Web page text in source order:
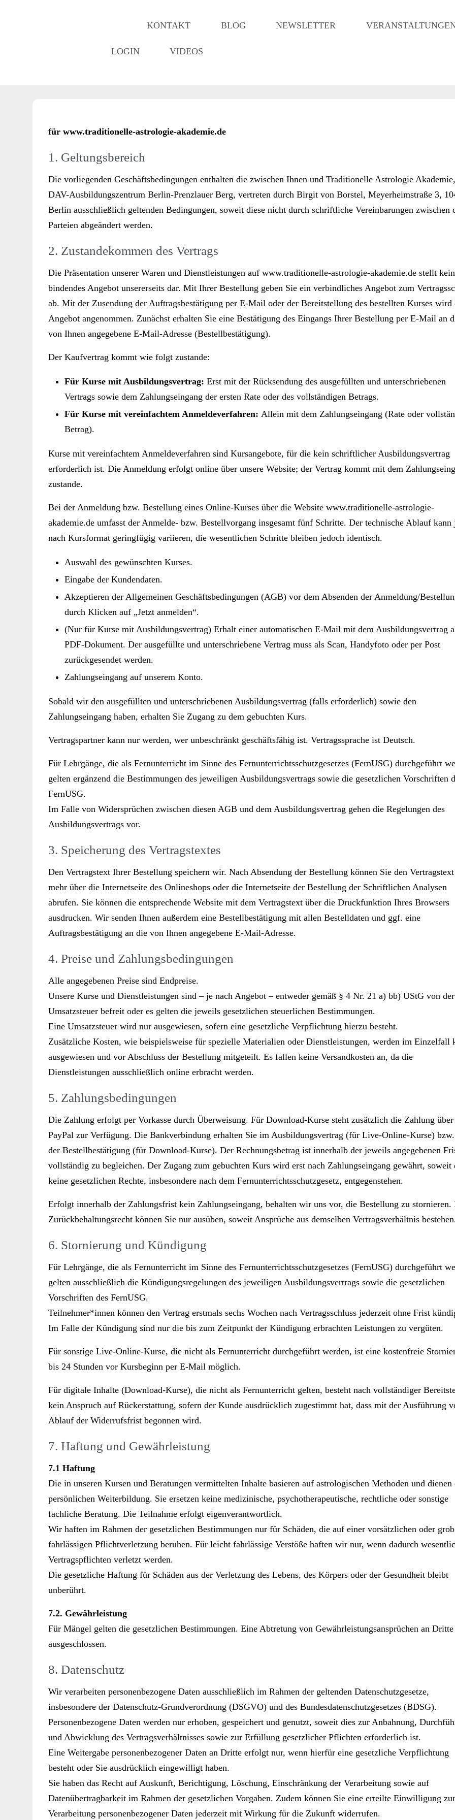
KONTAKT BLOG NEWSLETTER
LOGIN VIDEOS
für www.traditionelle-astrologie-akademie.de
1. Geltungsbereich
Die vorliegenden Geschäftsbedingungen enthalten die zwischen Ihnen und Traditionelle Astrologie Akademie,
DAV-Ausbildungszentrum Berlin-Prenzlauer Berg, vertreten durch Birgit von Borstel, Meyerheimstraße 3,
Berlin ausschließlich geltenden Bedingungen, soweit diese nicht durch schriftliche Vereinbarungen zwischen
Parteien abgeändert werden.
2. Zustandekommen des Vertrags
Die Präsentation unserer Waren und Dienstleistungen auf www.traditionelle-astrologie-akademie.de stellt kein
bindendes Angebot unsererseits dar. Mit Ihrer Bestellung geben Sie ein verbindliches Angebot zum
ab. Mit der Zusendung der Auftragsbestätigung per E-Mail oder der Bereitstellung des bestellten Kurses wird
Angebot angenommen. Zunächst erhalten Sie eine Bestätigung des Eingangs Ihrer Bestellung per E-Mail an
von Ihnen angegebene E-Mail-Adresse (Bestellbestätigung).
Der Kaufvertrag kommt wie folgt zustande:
Für Kurse mit Ausbildungsvertrag: Erst mit der Rücksendung des ausgefüllten und unterschriebenen
Vertrags sowie dem Zahlungseingang der ersten Rate oder des vollständigen Betrags.
Für Kurse mit vereinfachtem Anmeldeverfahren: Allein mit dem Zahlungseingang (Rate oder
Betrag).
Kurse mit vereinfachtem Anmeldeverfahren sind Kursangebote, für die kein schriftlicher Ausbildungsvertrag
erforderlich ist. Die Anmeldung erfolgt online über unsere Website; der Vertrag kommt mit dem
zustande.
Bei der Anmeldung bzw. Bestellung eines Online-Kurses über die Website www.traditionelle-astrologie-
akademie.de umfasst der Anmelde- bzw. Bestellvorgang insgesamt fünf Schritte. Der technische Ablauf kann
nach Kursformat geringfügig variieren, die wesentlichen Schritte bleiben jedoch identisch.
Auswahl des gewünschten Kurses.
Eingabe der Kundendaten.
Akzeptieren der Allgemeinen Geschäftsbedingungen (AGB) vor dem Absenden der Anmeldung/
durch Klicken auf „Jetzt anmelden“.
(Nur für Kurse mit Ausbildungsvertrag) Erhalt einer automatischen E-Mail mit dem Ausbildungsvertrag
PDF-Dokument. Der ausgefüllte und unterschriebene Vertrag muss als Scan, Handyfoto oder per Post
zurückgesendet werden.
Zahlungseingang auf unserem Konto.
Sobald wir den ausgefüllten und unterschriebenen Ausbildungsvertrag (falls erforderlich) sowie den
Zahlungseingang haben, erhalten Sie Zugang zu dem gebuchten Kurs.
Vertragspartner kann nur werden, wer unbeschränkt geschäftsfähig ist. Vertragssprache ist Deutsch.
Für Lehrgänge, die als Fernunterricht im Sinne des Fernunterrichtsschutzgesetzes (FernUSG) durchgeführt
gelten ergänzend die Bestimmungen des jeweiligen Ausbildungsvertrags sowie die gesetzlichen Vorschriften
FernUSG.
Im Falle von Widersprüchen zwischen diesen AGB und dem Ausbildungsvertrag gehen die Regelungen des
Ausbildungsvertrags vor.
3. Speicherung des Vertragstextes
Den Vertragstext Ihrer Bestellung speichern wir. Nach Absendung der Bestellung können Sie den
mehr über die Internetseite des Onlineshops oder die Internetseite der Bestellung der Schriftlichen Analysen
abrufen. Sie können die entsprechende Website mit dem Vertragstext über die Druckfunktion Ihres Browsers
ausdrucken. Wir senden Ihnen außerdem eine Bestellbestätigung mit allen Bestelldaten und ggf. eine
Auftragsbestätigung an die von Ihnen angegebene E-Mail-Adresse.
4. Preise und Zahlungsbedingungen
Alle angegebenen Preise sind Endpreise.
Unsere Kurse und Dienstleistungen sind – je nach Angebot – entweder gemäß § 4 Nr. 21 a) bb) UStG von der
Umsatzsteuer befreit oder es gelten die jeweils gesetzlichen steuerlichen Bestimmungen.
Eine Umsatzsteuer wird nur ausgewiesen, sofern eine gesetzliche Verpflichtung hierzu besteht.
Zusätzliche Kosten, wie beispielsweise für spezielle Materialien oder Dienstleistungen, werden im Einzelfall
ausgewiesen und vor Abschluss der Bestellung mitgeteilt. Es fallen keine Versandkosten an, da die
Dienstleistungen ausschließlich online erbracht werden.
5. Zahlungsbedingungen
Die Zahlung erfolgt per Vorkasse durch Überweisung. Für Download-Kurse steht zusätzlich die Zahlung über
PayPal zur Verfügung. Die Bankverbindung erhalten Sie im Ausbildungsvertrag (für Live-Online-Kurse)
der Bestellbestätigung (für Download-Kurse). Der Rechnungsbetrag ist innerhalb der jeweils angegebenen
vollständig zu begleichen. Der Zugang zum gebuchten Kurs wird erst nach Zahlungseingang gewährt, soweit
keine gesetzlichen Rechte, insbesondere nach dem Fernunterrichtsschutzgesetz, entgegenstehen.
Erfolgt innerhalb der Zahlungsfrist kein Zahlungseingang, behalten wir uns vor, die Bestellung zu stornieren.
Zurückbehaltungsrecht können Sie nur ausüben, soweit Ansprüche aus demselben Vertragsverhältnis
6. Stornierung und Kündigung
Für Lehrgänge, die als Fernunterricht im Sinne des Fernunterrichtsschutzgesetzes (FernUSG) durchgeführt
gelten ausschließlich die Kündigungsregelungen des jeweiligen Ausbildungsvertrags sowie die gesetzlichen
Vorschriften des FernUSG.
Teilnehmer*innen können den Vertrag erstmals sechs Wochen nach Vertragsschluss jederzeit ohne Frist
Im Falle der Kündigung sind nur die bis zum Zeitpunkt der Kündigung erbrachten Leistungen zu vergüten.
Für sonstige Live-Online-Kurse, die nicht als Fernunterricht durchgeführt werden, ist eine kostenfreie
bis 24 Stunden vor Kursbeginn per E-Mail möglich.
Für digitale Inhalte (Download-Kurse), die nicht als Fernunterricht gelten, besteht nach vollständiger
kein Anspruch auf Rückerstattung, sofern der Kunde ausdrücklich zugestimmt hat, dass mit der Ausführung
Ablauf der Widerrufsfrist begonnen wird.
7. Haftung und Gewährleistung
7.1 Haftung
Die in unseren Kursen und Beratungen vermittelten Inhalte basieren auf astrologischen Methoden und dienen
persönlichen Weiterbildung. Sie ersetzen keine medizinische, psychotherapeutische, rechtliche oder sonstige
fachliche Beratung. Die Teilnahme erfolgt eigenverantwortlich.
Wir haften im Rahmen der gesetzlichen Bestimmungen nur für Schäden, die auf einer vorsätzlichen oder grob
fahrlässigen Pflichtverletzung beruhen. Für leicht fahrlässige Verstöße haften wir nur, wenn dadurch
Vertragspflichten verletzt werden.
Die gesetzliche Haftung für Schäden aus der Verletzung des Lebens, des Körpers oder der Gesundheit bleibt
unberührt.
7.2. Gewährleistung
Für Mängel gelten die gesetzlichen Bestimmungen. Eine Abtretung von Gewährleistungsansprüchen an
ausgeschlossen.
8. Datenschutz
Wir verarbeiten personenbezogene Daten ausschließlich im Rahmen der geltenden Datenschutzgesetze,
insbesondere der Datenschutz-Grundverordnung (DSGVO) und des Bundesdatenschutzgesetzes (BDSG).
Personenbezogene Daten werden nur erhoben, gespeichert und genutzt, soweit dies zur Anbahnung,
und Abwicklung des Vertragsverhältnisses sowie zur Erfüllung gesetzlicher Pflichten erforderlich ist.
Eine Weitergabe personenbezogener Daten an Dritte erfolgt nur, wenn hierfür eine gesetzliche Verpflichtung
besteht oder Sie ausdrücklich eingewilligt haben.
Sie haben das Recht auf Auskunft, Berichtigung, Löschung, Einschränkung der Verarbeitung sowie auf
Datenübertragbarkeit im Rahmen der gesetzlichen Vorgaben. Zudem können Sie eine erteilte Einwilligung zur
Verarbeitung personenbezogener Daten jederzeit mit Wirkung für die Zukunft widerrufen.